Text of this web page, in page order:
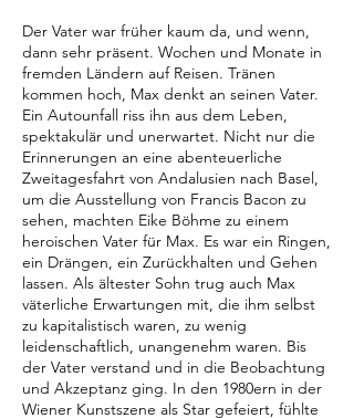
Der Vater war früher kaum da, und wenn,
dann sehr präsent. Wochen und Monate in
fremden Ländern auf Reisen. Tränen
kommen hoch, Max denkt an seinen Vater.
Ein Autounfall riss ihn aus dem Leben,
spektakulär und unerwartet. Nicht nur die
Erinnerungen an eine abenteuerliche
Zweitagesfahrt von Andalusien nach Basel,
um die Ausstellung von Francis Bacon zu
sehen, machten Eike Böhme zu einem
heroischen Vater für Max. Es war ein Ringen,
ein Drängen, ein Zurückhalten und Gehen
lassen. Als ältester Sohn trug auch Max
väterliche Erwartungen mit, die ihm selbst
zu kapitalistisch waren, zu wenig
leidenschaftlich, unangenehm waren. Bis
der Vater verstand und in die Beobachtung
und Akzeptanz ging. In den 1980ern in der
Wiener Kunstszene als Star gefeiert, fühlte